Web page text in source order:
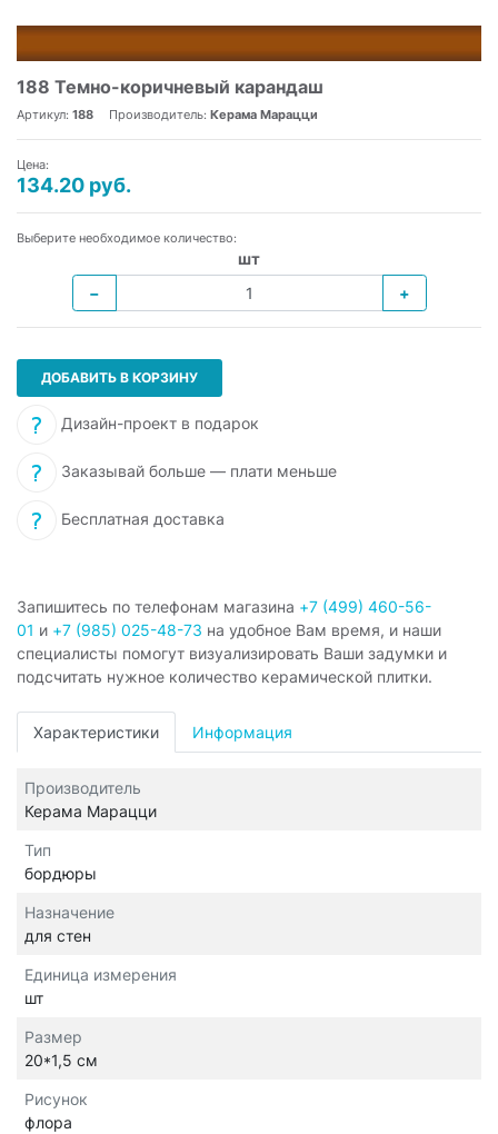
188 Темно-коричневый карандаш
Артикул: 188 Производитель: Керама Марацци
Цена:
134.20 руб.
Выберите необходимое количество:
шт
−
+
ДОБАВИТЬ В КОРЗИНУ
Дизайн-проект в подарок
Заказывай больше — плати меньше
Бесплатная доставка
Запишитесь по телефонам магазина +7 (499) 460-56-
01 и +7 (985) 025-48-73 на удобное Вам время, и наши
специалисты помогут визуализировать Ваши задумки и
подсчитать нужное количество керамической плитки.
Характеристики Информация
Производитель
Керама Марацци
Тип
бордюры
Назначение
для стен
Единица измерения
шт
Размер
20*1,5 см
Рисунок
флора